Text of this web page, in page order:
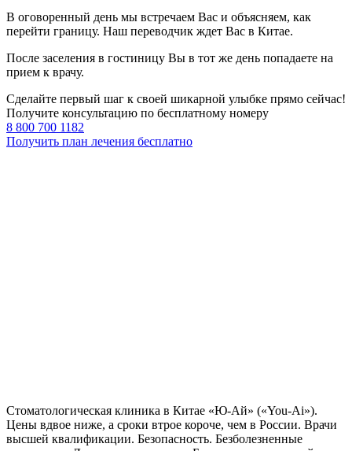
В оговоренный день мы встречаем Вас и объясняем, как
перейти границу. Наш переводчик ждет Вас в Китае.
После заселения в гостиницу Вы в тот же день попадаете на
прием к врачу.
Сделайте первый шаг к своей шикарной улыбке прямо сейчас!
Получите консультацию по бесплатному номеру
8 800 700 1182
Получить план лечения бесплатно
Стоматологическая клиника в Китае «Ю-Ай» («You-Ai»).
Цены вдвое ниже, а сроки втрое короче, чем в России. Врачи
высшей квалификации. Безопасность. Безболезненные